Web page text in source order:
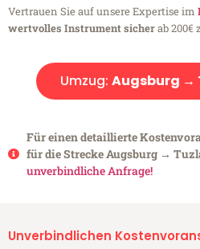
Vertrauen Sie auf unsere Expertise im
wertvolles Instrument sicherab 200€
Umzug: Augsburg →
Für einen detaillierte
für die Strecke Augsburg →
unverbindliche Anfrage!
Unverbindlichen